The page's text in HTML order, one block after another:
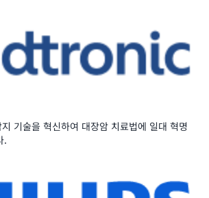
기술을 혁신하여 대장암 치료법에 일대 혁명
.